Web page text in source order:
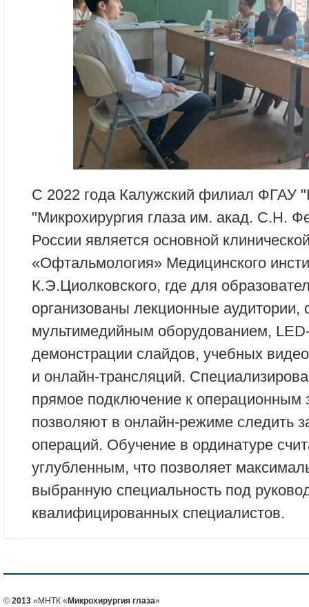
С 2022 года Калужский филиал
"Микрохирургия глаза им. акад. С.Н.
России является основной
«Офтальмология» Медицинского
К.Э.Циолковского, где для
организованы лекционные
мультимедийным оборудованием,
демонстрации слайдов, учебных
и онлайн-трансляций.
прямое подключение к операционным
позволяют в онлайн-режиме следить
операций. Обучение в ординатуре
углубленным, что позволяет
выбранную специальность под
квалифицированных специалистов.
© 2013 «МНТК « Микрохирургия глаза»